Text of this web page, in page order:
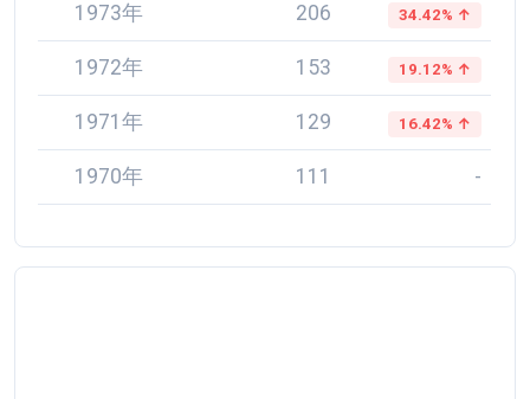
1973年 206 34.42% ↑
1972年 153 19.12% ↑
1971年 129 16.42% ↑
1970年 111 -